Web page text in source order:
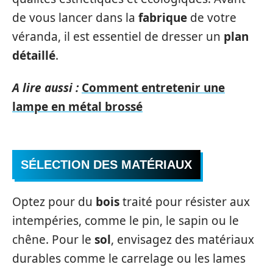
de vous lancer dans la fabrique de votre
véranda, il est essentiel de dresser un plan
détaillé.
A lire aussi : Comment entretenir une
lampe en métal brossé
SÉLECTION DES MATÉRIAUX
Optez pour du boistraité pour résister aux
intempéries, comme le pin, le sapin ou le
chêne. Pour le sol, envisagez des matériaux
durables comme le carrelage ou les lames